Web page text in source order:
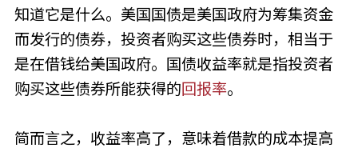
知道它是什么。美国国债是美国政府为筹集资金
而发行的债券，投资者购买这些债券时，相当于
是在借钱给美国政府。国债收益率就是指投资者
购买这些债券所能获得的回报率。
简而言之，收益率高了，意味着借款的成本提高